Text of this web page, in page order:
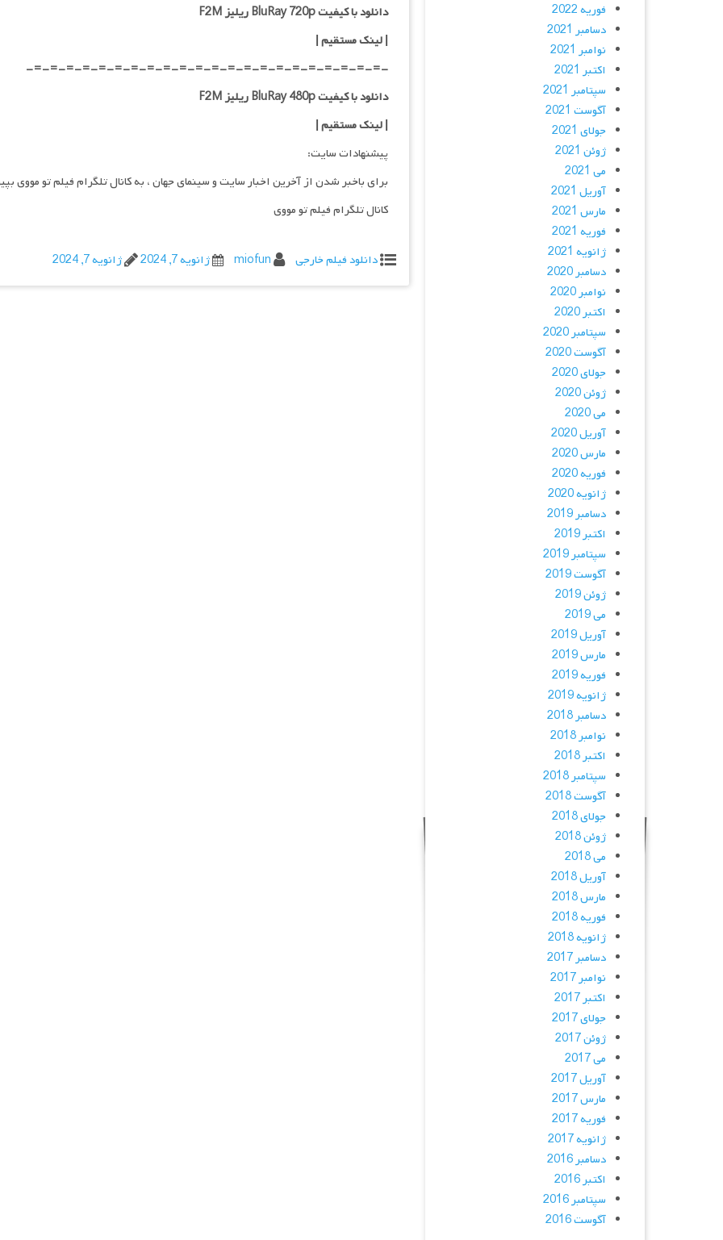
دانلود با کیفیت BluRay 720p ریلیز F2M
| لینک مستقیم|
-=-=-=-=-=-=-=-=-=-=-=-=-=-=-=-=-=-=-=-=-=-=-
دانلود با کیفیت BluRay 480p ریلیز F2M
| لینک مستقیم|
پیشنهادات سایت:
برای باخبر شدن از آخرین اخبار سایت و سینمای جهان ، به کانال تلگرام فیلم تو مووی
کانال تلگرام فیلم تو مووی
دانلود فیلم خارجی miofun ژانویه 7, 2024 ژانویه 7, 2024
فوریه 2022
دسامبر 2021
نوامبر 2021
اکتبر 2021
سپتامبر 2021
آگوست 2021
جولای 2021
ژوئن 2021
می 2021
آوریل 2021
مارس 2021
فوریه 2021
ژانویه 2021
دسامبر 2020
نوامبر 2020
اکتبر 2020
سپتامبر 2020
آگوست 2020
جولای 2020
ژوئن 2020
می 2020
آوریل 2020
مارس 2020
فوریه 2020
ژانویه 2020
دسامبر 2019
اکتبر 2019
سپتامبر 2019
آگوست 2019
ژوئن 2019
می 2019
آوریل 2019
مارس 2019
فوریه 2019
ژانویه 2019
دسامبر 2018
نوامبر 2018
اکتبر 2018
سپتامبر 2018
آگوست 2018
جولای 2018
ژوئن 2018
می 2018
آوریل 2018
مارس 2018
فوریه 2018
ژانویه 2018
دسامبر 2017
نوامبر 2017
اکتبر 2017
جولای 2017
ژوئن 2017
می 2017
آوریل 2017
مارس 2017
فوریه 2017
ژانویه 2017
دسامبر 2016
اکتبر 2016
سپتامبر 2016
آگوست 2016